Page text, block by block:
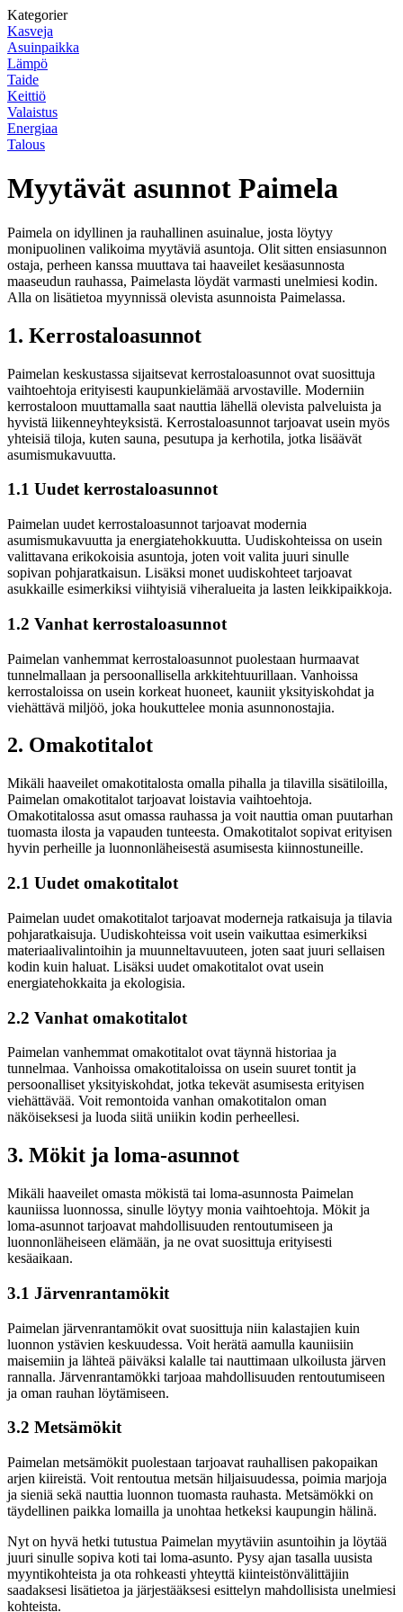
Kategorier
Kasveja
Asuinpaikka
Lämpö
Taide
Keittiö
Valaistus
Energiaa
Talous
Myytävät asunnot Paimela
Paimela on idyllinen ja rauhallinen asuinalue, josta löytyy
monipuolinen valikoima myytäviä asuntoja. Olit sitten ensiasunnon
ostaja, perheen kanssa muuttava tai haaveilet kesäasunnosta
maaseudun rauhassa, Paimelasta löydät varmasti unelmiesi kodin.
Alla on lisätietoa myynnissä olevista asunnoista Paimelassa.
1. Kerrostaloasunnot
Paimelan keskustassa sijaitsevat kerrostaloasunnot ovat suosittuja
vaihtoehtoja erityisesti kaupunkielämää arvostaville. Moderniin
kerrostaloon muuttamalla saat nauttia lähellä olevista palveluista ja
hyvistä liikenneyhteyksistä. Kerrostaloasunnot tarjoavat usein myös
yhteisiä tiloja, kuten sauna, pesutupa ja kerhotila, jotka lisäävät
asumismukavuutta.
1.1 Uudet kerrostaloasunnot
Paimelan uudet kerrostaloasunnot tarjoavat modernia
asumismukavuutta ja energiatehokkuutta. Uudiskohteissa on usein
valittavana erikokoisia asuntoja, joten voit valita juuri sinulle
sopivan pohjaratkaisun. Lisäksi monet uudiskohteet tarjoavat
asukkaille esimerkiksi viihtyisiä viheralueita ja lasten leikkipaikkoja.
1.2 Vanhat kerrostaloasunnot
Paimelan vanhemmat kerrostaloasunnot puolestaan hurmaavat
tunnelmallaan ja persoonallisella arkkitehtuurillaan. Vanhoissa
kerrostaloissa on usein korkeat huoneet, kauniit yksityiskohdat ja
viehättävä miljöö, joka houkuttelee monia asunnonostajia.
2. Omakotitalot
Mikäli haaveilet omakotitalosta omalla pihalla ja tilavilla sisätiloilla,
Paimelan omakotitalot tarjoavat loistavia vaihtoehtoja.
Omakotitalossa asut omassa rauhassa ja voit nauttia oman puutarhan
tuomasta ilosta ja vapauden tunteesta. Omakotitalot sopivat erityisen
hyvin perheille ja luonnonläheisestä asumisesta kiinnostuneille.
2.1 Uudet omakotitalot
Paimelan uudet omakotitalot tarjoavat moderneja ratkaisuja ja tilavia
pohjaratkaisuja. Uudiskohteissa voit usein vaikuttaa esimerkiksi
materiaalivalintoihin ja muunneltavuuteen, joten saat juuri sellaisen
kodin kuin haluat. Lisäksi uudet omakotitalot ovat usein
energiatehokkaita ja ekologisia.
2.2 Vanhat omakotitalot
Paimelan vanhemmat omakotitalot ovat täynnä historiaa ja
tunnelmaa. Vanhoissa omakotitaloissa on usein suuret tontit ja
persoonalliset yksityiskohdat, jotka tekevät asumisesta erityisen
viehättävää. Voit remontoida vanhan omakotitalon oman
näköiseksesi ja luoda siitä uniikin kodin perheellesi.
3. Mökit ja loma-asunnot
Mikäli haaveilet omasta mökistä tai loma-asunnosta Paimelan
kauniissa luonnossa, sinulle löytyy monia vaihtoehtoja. Mökit ja
loma-asunnot tarjoavat mahdollisuuden rentoutumiseen ja
luonnonläheiseen elämään, ja ne ovat suosittuja erityisesti
kesäaikaan.
3.1 Järvenrantamökit
Paimelan järvenrantamökit ovat suosittuja niin kalastajien kuin
luonnon ystävien keskuudessa. Voit herätä aamulla kauniisiin
maisemiin ja lähteä päiväksi kalalle tai nauttimaan ulkoilusta järven
rannalla. Järvenrantamökki tarjoaa mahdollisuuden rentoutumiseen
ja oman rauhan löytämiseen.
3.2 Metsämökit
Paimelan metsämökit puolestaan tarjoavat rauhallisen pakopaikan
arjen kiireistä. Voit rentoutua metsän hiljaisuudessa, poimia marjoja
ja sieniä sekä nauttia luonnon tuomasta rauhasta. Metsämökki on
täydellinen paikka lomailla ja unohtaa hetkeksi kaupungin hälinä.
Nyt on hyvä hetki tutustua Paimelan myytäviin asuntoihin ja löytää
juuri sinulle sopiva koti tai loma-asunto. Pysy ajan tasalla uusista
myyntikohteista ja ota rohkeasti yhteyttä kiinteistönvälittäjiin
saadaksesi lisätietoa ja järjestääksesi esittelyn mahdollisista unelmiesi
kohteista.